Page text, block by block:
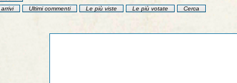
arrivi
Ultimi commenti Le più viste Le più votate Cerca